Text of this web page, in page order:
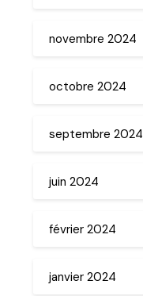
novembre 2024
octobre 2024
septembre 2024
juin 2024
février 2024
janvier 2024